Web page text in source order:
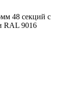
48 секций с
RAL 9016